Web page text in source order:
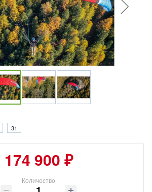
31
174 900 ₽
Количество